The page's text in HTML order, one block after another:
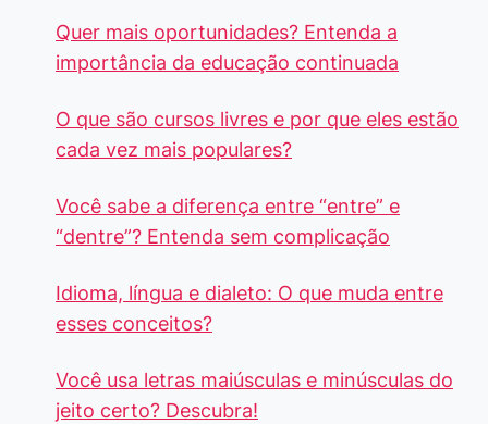
Quer mais oportunidades? Entenda a
importância da educação continuada
O que são cursos livres e por que eles estão
cada vez mais populares?
Você sabe a diferença entre “entre” e
“dentre”? Entenda sem complicação
Idioma, língua e dialeto: O que muda entre
esses conceitos?
Você usa letras maiúsculas e minúsculas do
jeito certo? Descubra!